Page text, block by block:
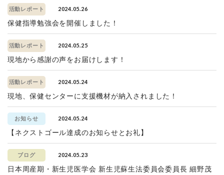
活動レポート 2024.05.26
保健指導勉強会を開催しました！
活動レポート 2024.05.25
現地から感謝の声をお届けします！
活動レポート 2024.05.24
現地、保健センターに支援機材が納入されました！
お知らせ 2024.05.24
【ネクストゴール達成のお知らせとお礼】
ブログ 2024.05.23
日本周産期・新生児医学会 新生児蘇生法委員会委員長 細野茂